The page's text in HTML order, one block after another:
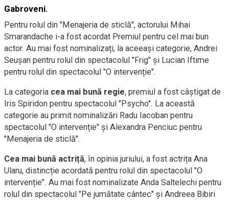
Gabroveni.
Pentru rolul din "Menajeria de sticlă", actorului Mihai
Smarandache i-a fost acordat Premiul pentru cel mai bun
actor. Au mai fost nominalizați, la aceeași categorie, Andrei
Seușan pentru rolul din spectacolul "Frig" și Lucian Iftime
pentru rolul din spectacolul "O intervenție".
La categoria cea mai bună regie, premiul a fost câștigat de
Iris Spiridon pentru spectacolul "Psycho". La această
categorie au primit nominalizări Radu Iacoban pentru
spectacolul "O intervenție" și Alexandra Penciuc pentru
"Menajeria de sticlă".
Cea mai bună actriță, în opinia juriului, a fost actrița Ana
Ularu, distincție acordată pentru rolul din spectacolul "O
intervenție". Au mai fost nominalizate Anda Saltelechi pentru
rolul din spectacolul "Pe jumătate cântec" și Andreea Bibiri